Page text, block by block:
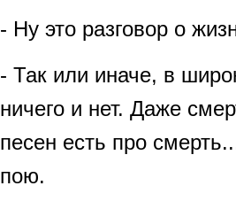
- Ну это разговор о
- Так или иначе, в
ничего и нет. Даже
песен есть про
пою.